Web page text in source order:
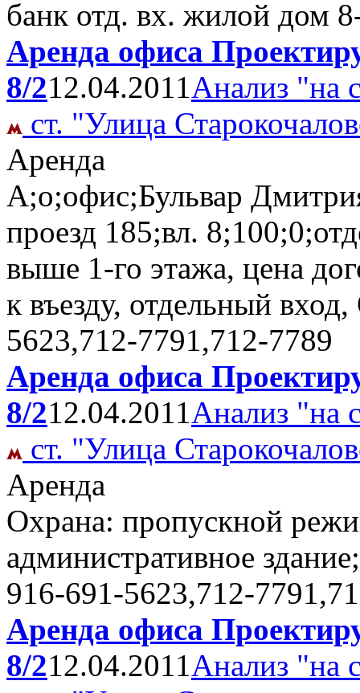
банк отд. вх. жилой дом
Аренда офиса
8/212.04.2011Анализ "на
ст. "Улица
Аренда
А;о;офис;Бульвар
проезд 185;вл.
выше 1-го этажа, цена
к въезду, отдельный
5623,712-7791,712-7789
Аренда офиса
8/212.04.2011Анализ "на
ст. "Улица
Аренда
Охрана: пропускной
административное
916-691-5623,712-
Аренда офиса
8/212.04.2011Анализ "на